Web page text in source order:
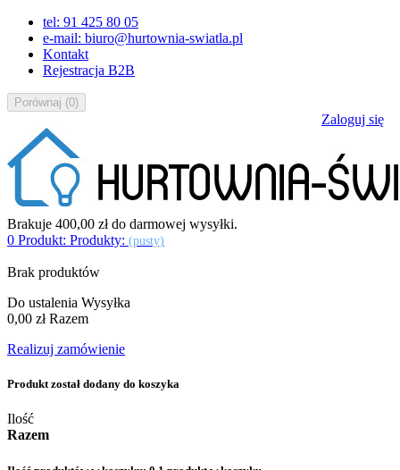
tel: 91 425 80 05
e-mail: biuro@hurtownia-swiatla.pl
Kontakt
Rejestracja B2B
Porównaj (0)
Zaloguj się
Brakuje 400,00 złdo darmowej wysyłki.
0 Produkt: Produkty: (pusty)
Brak produktów
Do ustalenia Wysyłka
0,00 zł Razem
Realizuj zamówienie
Produkt został dodany do koszyka
Ilość
Razem